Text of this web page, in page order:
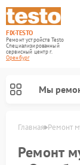
FIX-TESTO
Ремонт устройств Testo
Специализированный
cервисный центр г.
Оренбург
Мы
Главная Ремонт
Ремонт